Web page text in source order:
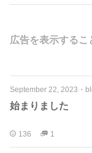
広告を表示する
September 22, 2023 ・
始まりました
136 1